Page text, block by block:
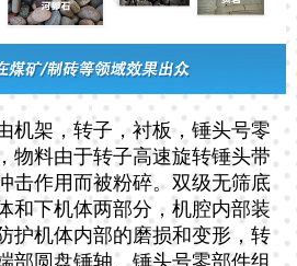
机架，转子，衬板，锤头号零
物料由于转子高速旋转锤头带
击作用而被粉碎。双级无筛底
和下机体两部分，机腔内部装
护机体内部的磨损和变形，转